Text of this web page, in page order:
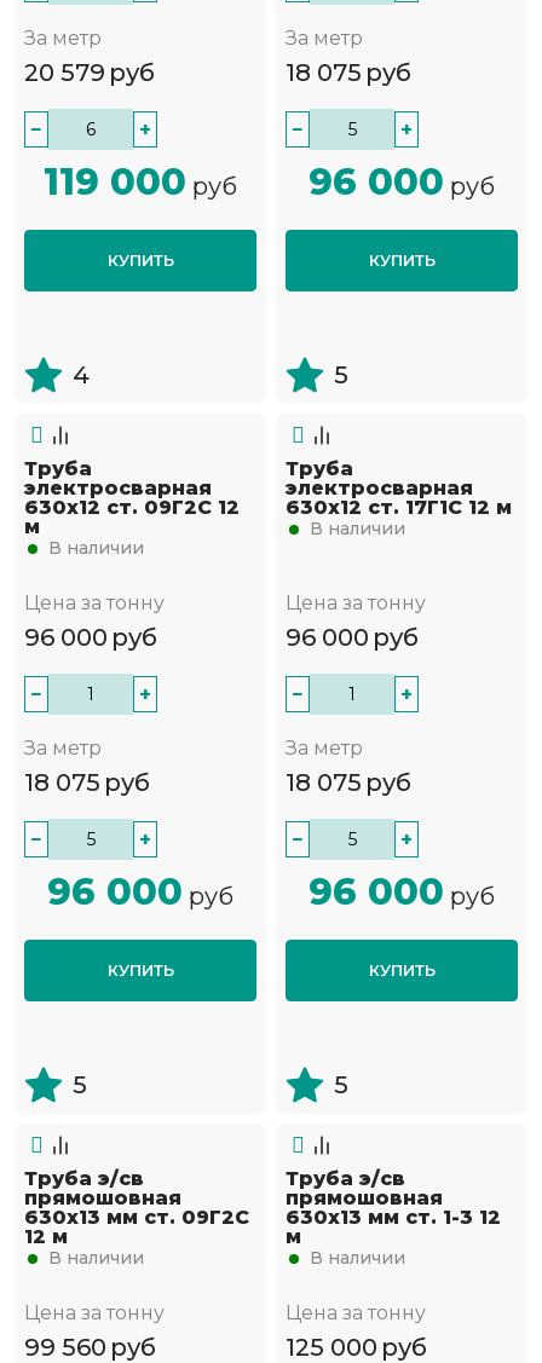
За метр
20 579 руб
− +
119 000 руб
КУПИТЬ
4
За метр
18 075 руб
− +
96 000 руб
КУПИТЬ
5
Труба
электросварная
630х12 ст. 09Г2С 12
м
В наличии
Цена за тонну
96 000 руб
− +
За метр
18 075 руб
− +
96 000 руб
КУПИТЬ
5
Труба
электросварная
630х12 ст. 17Г1С 12 м
В наличии
Цена за тонну
96 000 руб
− +
За метр
18 075 руб
− +
96 000 руб
КУПИТЬ
5
Труба э/св
прямошовная
630х13 мм ст. 09Г2С
12 м
В наличии
Цена за тонну
99 560 руб
Труба э/св
прямошовная
630х13 мм ст. 1-3 12
м
В наличии
Цена за тонну
125 000 руб